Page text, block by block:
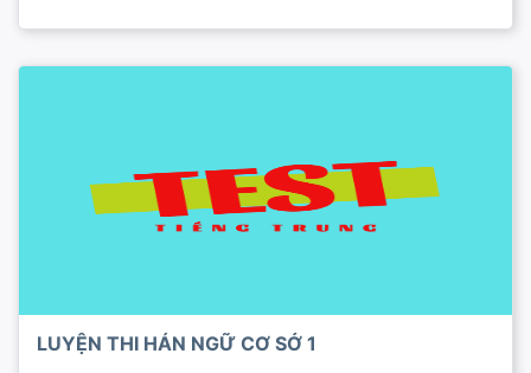
LUYỆN THI HÁN NGỮ CƠ SỞ 1